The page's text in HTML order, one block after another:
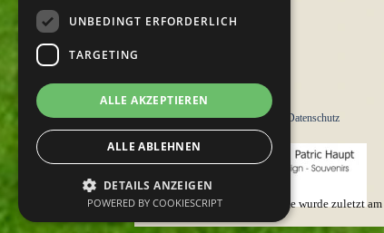
Impressum Datenschutz
Diese Seite wurde zuletzt am
UNBEDINGT ERFORDERLICH
TARGETING
ALLE AKZEPTIEREN
ALLE ABLEHNEN
DETAILS ANZEIGEN
POWERED BY COOKIESCRIPT